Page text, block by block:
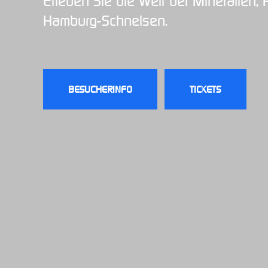
Hamburg-Schnelsen.
BESUCHERINFO TICKETS